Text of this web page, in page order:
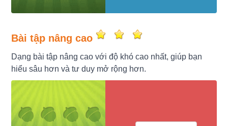
Bài tập nâng cao
Dạng bài tập nâng cao với độ khó cao nhất, giúp bạn
hiểu sâu hơn và tư duy mở rộng hơn.